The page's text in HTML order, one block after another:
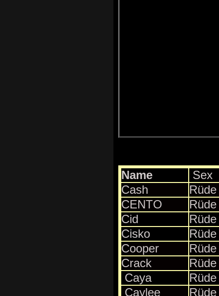
Name
Sex
Cash
Rüde
CENTO
Rüde
Cid
Rüde
Cisko
Rüde
Cooper
Rüde
Crack
Rüde
Caya
Rüde
Caylee
Rüde